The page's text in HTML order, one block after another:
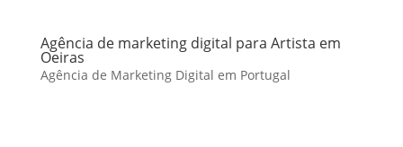
Agência de marketing digital para Artista em
Oeiras
Agência de Marketing Digital em Portugal